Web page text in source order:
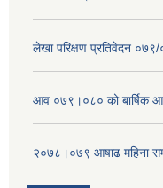
लेखा परिक्षण प्रतिवेदन
आव ०७९।०८० को बार्षिक
२०७८।०७९ आषाढ महिना